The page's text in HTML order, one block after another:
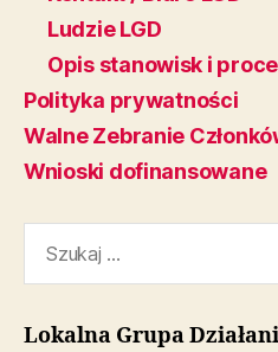
Ludzie LGD
Opis stanowisk i
Polityka prywatności
Walne Zebranie
Wnioski dofinansowane
Lokalna Grupa